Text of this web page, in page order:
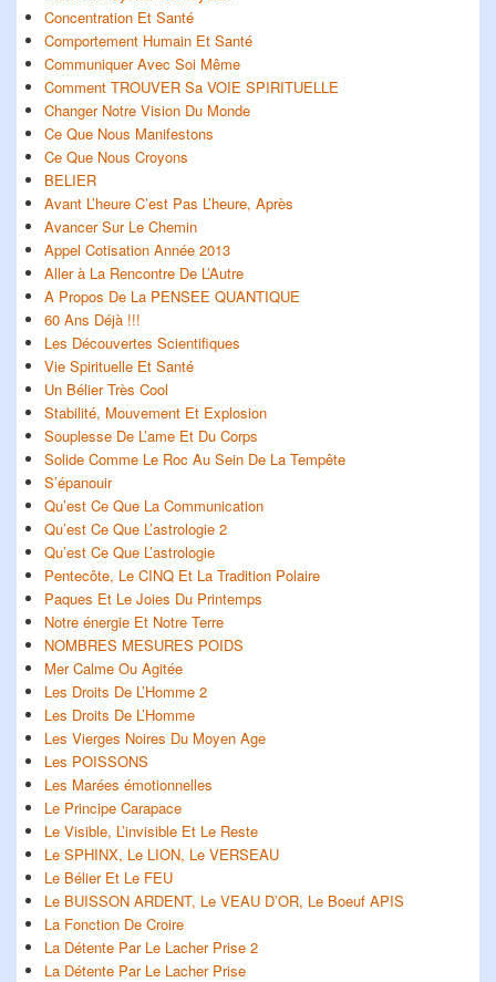
Concentration Et Santé
Comportement Humain Et Santé
Communiquer Avec Soi Même
Comment TROUVER Sa VOIE SPIRITUELLE
Changer Notre Vision Du Monde
Ce Que Nous Manifestons
Ce Que Nous Croyons
BELIER
Avant L’heure C’est Pas L’heure, Après
Avancer Sur Le Chemin
Appel Cotisation Année 2013
Aller à La Rencontre De L’Autre
A Propos De La PENSEE QUANTIQUE
60 Ans Déjà !!!
Les Découvertes Scientifiques
Vie Spirituelle Et Santé
Un Bélier Très Cool
Stabilité, Mouvement Et Explosion
Souplesse De L’ame Et Du Corps
Solide Comme Le Roc Au Sein De La Tempête
S’épanouir
Qu’est Ce Que La Communication
Qu’est Ce Que L’astrologie 2
Qu’est Ce Que L’astrologie
Pentecôte, Le CINQ Et La Tradition Polaire
Paques Et Le Joies Du Printemps
Notre énergie Et Notre Terre
NOMBRES MESURES POIDS
Mer Calme Ou Agitée
Les Droits De L’Homme 2
Les Droits De L’Homme
Les Vierges Noires Du Moyen Age
Les POISSONS
Les Marées émotionnelles
Le Principe Carapace
Le Visible, L’invisible Et Le Reste
Le SPHINX, Le LION, Le VERSEAU
Le Bélier Et Le FEU
Le BUISSON ARDENT, Le VEAU D’OR, Le Boeuf APIS
La Fonction De Croire
La Détente Par Le Lacher Prise 2
La Détente Par Le Lacher Prise